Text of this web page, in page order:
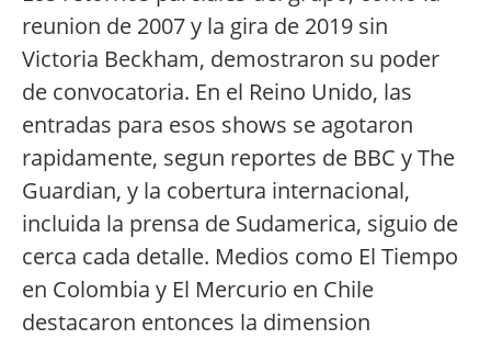
reunion de 2007 y la gira de 2019 sin
Victoria Beckham, demostraron su poder
de convocatoria. En el Reino Unido, las
entradas para esos shows se agotaron
rapidamente, segun reportes de BBC y The
Guardian, y la cobertura internacional,
incluida la prensa de Sudamerica, siguio de
cerca cada detalle. Medios como El Tiempo
en Colombia y El Mercurio en Chile
destacaron entonces la dimension